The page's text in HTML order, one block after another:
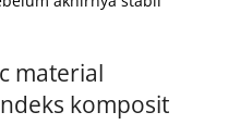
material
komposit